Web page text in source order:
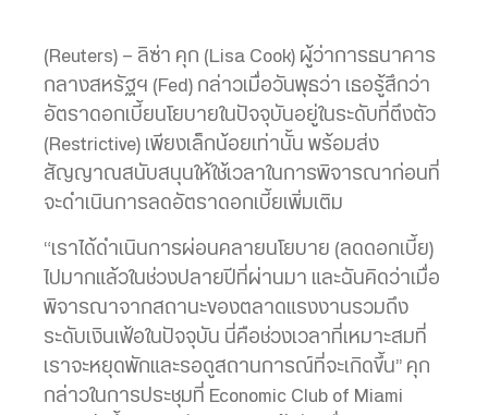
(Reuters) — ลิซ่า คุก (Lisa Cook) ผู้ว่าการธนาคาร
กลางสหรัฐฯ (Fed) กล่าวเมื่อวันพุธว่า เธอรู้สึกว่า
อัตราดอกเบี้ยนโยบายในปัจจุบันอยู่ในระดับที่ตึงตัว
(Restrictive) เพียงเล็กน้อยเท่านั้น พร้อมส่ง
สัญญาณสนับสนุนให้ใช้เวลาในการพิจารณาก่อนที่
จะดำเนินการลดอัตราดอกเบี้ยเพิ่มเติม
“เราได้ดำเนินการผ่อนคลายนโยบาย (ลดดอกเบี้ย)
ไปมากแล้วในช่วงปลายปีที่ผ่านมา และฉันคิดว่าเมื่อ
พิจารณาจากสถานะของตลาดแรงงานรวมถึง
ระดับเงินเฟ้อในปัจจุบัน นี่คือช่วงเวลาที่เหมาะสมที่
เราจะหยุดพักและรอดูสถานการณ์ที่จะเกิดขึ้น” คุก
กล่าวในการประชุมที่ Economic Club of Miami